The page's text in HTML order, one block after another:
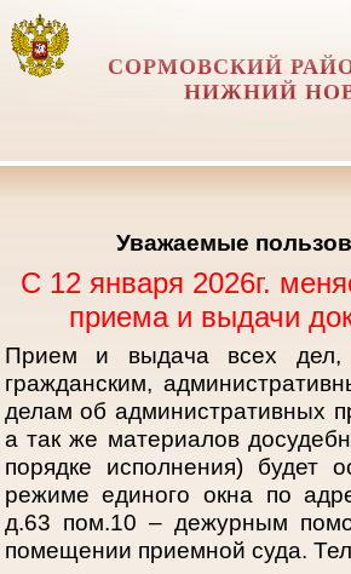
СОРМОВСКИЙ
НИЖНИЙ
Уважаемые
С 12 января 2026г.
приема и выдачи
Прием и выдача всех дел,
гражданским,
делам об административных
а так же материалов
порядке исполнения) будет
режиме единого окна по
д.63 пом.10 – дежурным
помещении приемной суда.